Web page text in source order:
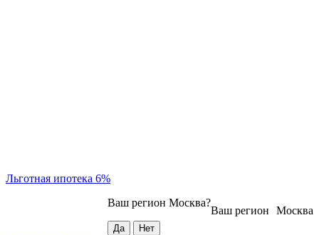
Льготная ипотека 6%
Москва
Ваш регион
Ваш регион Москва?